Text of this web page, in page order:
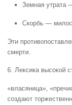
Земная утрата
Скорбь —
Эти
смерти.
6. Лексика высокой
«власяница»,
создают